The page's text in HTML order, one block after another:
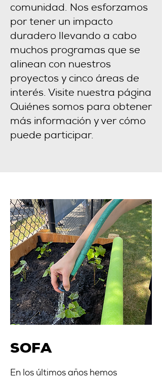
comunidad. Nos esforzamos
por tener un impacto
duradero llevando a cabo
muchos programas que se
alinean con nuestros
proyectos y cinco áreas de
interés. Visite nuestra página
Quiénes somos para obtener
más información y ver cómo
puede participar.
SOFA
En los últimos años hemos